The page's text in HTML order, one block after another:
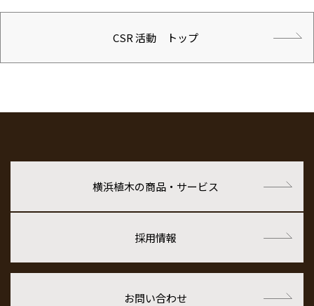
CSR 活動 トップ
横浜植木の商品・サービス
採用情報
お問い合わせ